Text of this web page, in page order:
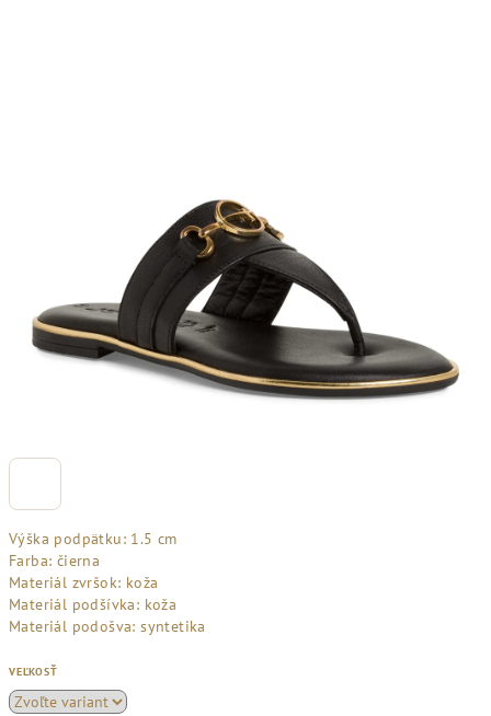
Výška podpätku: 1.5 cm
Farba: čierna
Materiál zvršok: koža
Materiál podšívka: koža
Materiál podošva: syntetika
VEĽKOSŤ